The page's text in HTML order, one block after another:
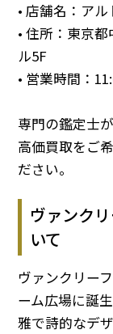
• 店舗名：ア
• 住所：東京
ル5F
• 営業時間：
専門の鑑定士
高価買取をご
ださい。
ヴァンク
いて
ヴァンクリー
ーム広場に誕
雅で詩的なデ